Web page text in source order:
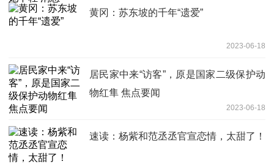
黄冈：苏东坡的千年“遗爱”
2023-06-18
居民家中来“访客”，原是国家二级保护动
物红隼 焦点要闻
2023-06-18
速读：杨紫和范丞丞官宣恋情，太甜了！